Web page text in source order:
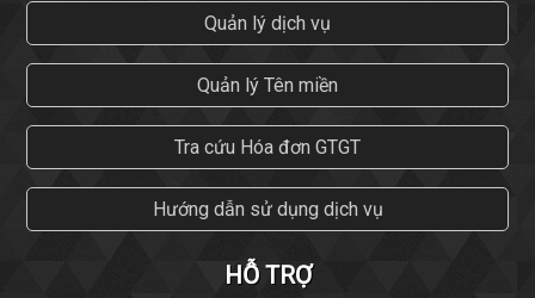
Quản lý dịch vụ
Quản lý Tên miền
Tra cứu Hóa đơn GTGT
Hướng dẫn sử dụng dịch vụ
HỖ TRỢ